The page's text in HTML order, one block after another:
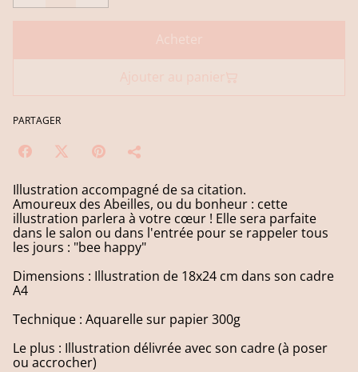
Acheter
PARTAGER
Illustration accompagné de sa citation.
Amoureux des Abeilles, ou du bonheur : cette
illustration parlera à votre cœur ! Elle sera parfaite
dans le salon ou dans l'entrée pour se rappeler tous
les jours : "bee happy"
Dimensions : Illustration de 18x24 cm dans son cadre
A4
Technique : Aquarelle sur papier 300g
Le plus : Illustration délivrée avec son cadre (à poser
ou accrocher)